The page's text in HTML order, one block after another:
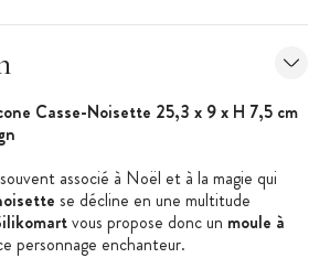
Casse-Noisette 25,3 x 9 x H 7,5 cm
associé à Noël et à la magie qui
se décline en une multitude
vous propose donc un moule à
personnage enchanteur.